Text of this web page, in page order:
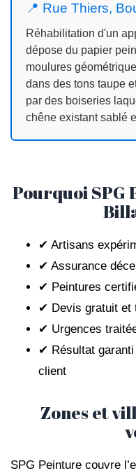
📍 Rue Thiers,
Réhabilitation d'un
dépose du papier
moulures
dans des tons taupe
par des boiseries
chêne existant sablé
Pourquoi SPG
✔ Artisans
✔ Assurance
✔ Peintures
✔ Devis gratuit et
✔ Urgences
✔ Résultat
client
Zones et
SPG Peinture couvre